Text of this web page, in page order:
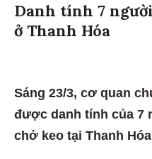
Danh tính 7
ở Thanh Hóa
Sáng 23/3, cơ quan
được danh tính của 7
chở keo tại Thanh